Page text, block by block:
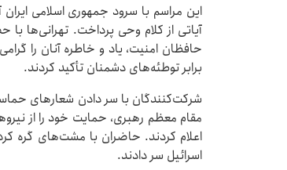
این مراسم با سرود جمهوری اسلامی
آیاتی از کلام وحی پرداخت. تهرانی‌ها
حافظان امنیت، یاد و خاطره آنان را
برابر توطئه‌های دشمنان تأکید کردند.
شرکت‌کنندگان با سر دادن شعارهای
مقام معظم رهبری، حمایت خود را از
اعلام کردند. حاضران با مشت‌های گره
اسرائیل سر دادند.